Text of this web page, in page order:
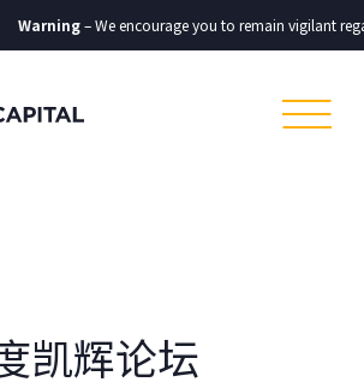
Warning– We encourage you to remain vigilant
凯辉论坛